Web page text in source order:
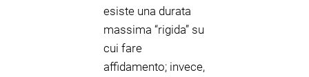
esiste una durata
massima “rigida” su
cui fare
affidamento; invece,